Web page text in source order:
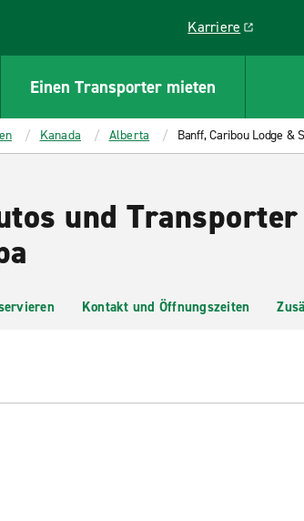
Karriere
Link opens in a
Einen Transporter mieten
Kanada Alberta Banff, Caribou Lodge &
und
Kontakt und Öffnungszeiten